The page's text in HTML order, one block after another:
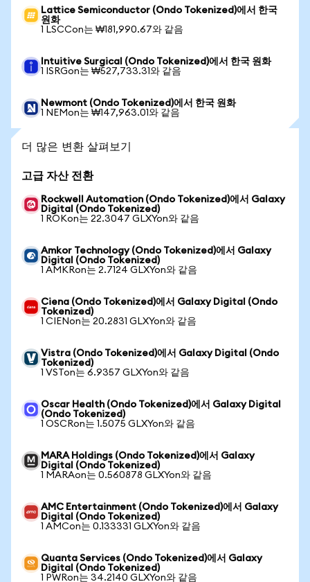
Lattice Semiconductor (Ondo Tokenized)에서 한국
원화
1 LSCCon는 ₩181,990.67와 같음
Intuitive Surgical (Ondo Tokenized)에서 한국 원화
1 ISRGon는 ₩527,733.31와 같음
Newmont (Ondo Tokenized)에서 한국 원화
1 NEMon는 ₩147,963.01와 같음
더 많은 변환 살펴보기
고급 자산 전환
Rockwell Automation (Ondo Tokenized)에서 Galaxy
Digital (Ondo Tokenized)
1 ROKon는 22.3047 GLXYon와 같음
Amkor Technology (Ondo Tokenized)에서 Galaxy
Digital (Ondo Tokenized)
1 AMKRon는 2.7124 GLXYon와 같음
Ciena (Ondo Tokenized)에서 Galaxy Digital (Ondo
Tokenized)
1 CIENon는 20.2831 GLXYon와 같음
Vistra (Ondo Tokenized)에서 Galaxy Digital (Ondo
Tokenized)
1 VSTon는 6.9357 GLXYon와 같음
Oscar Health (Ondo Tokenized)에서 Galaxy Digital
(Ondo Tokenized)
1 OSCRon는 1.5075 GLXYon와 같음
MARA Holdings (Ondo Tokenized)에서 Galaxy
Digital (Ondo Tokenized)
1 MARAon는 0.560878 GLXYon와 같음
AMC Entertainment (Ondo Tokenized)에서 Galaxy
Digital (Ondo Tokenized)
1 AMCon는 0.133331 GLXYon와 같음
Quanta Services (Ondo Tokenized)에서 Galaxy
Digital (Ondo Tokenized)
1 PWRon는 34.2140 GLXYon와 같음